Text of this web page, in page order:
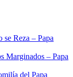
se Reza – Papa
Marginados – Papa
del Papa